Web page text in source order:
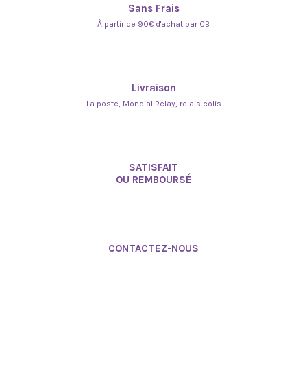
Sans Frais
À partir de 90€ d'achat par CB
Livraison
La poste, Mondial Relay, relais colis
SATISFAIT
OU REMBOURSÉ
CONTACTEZ-NOUS